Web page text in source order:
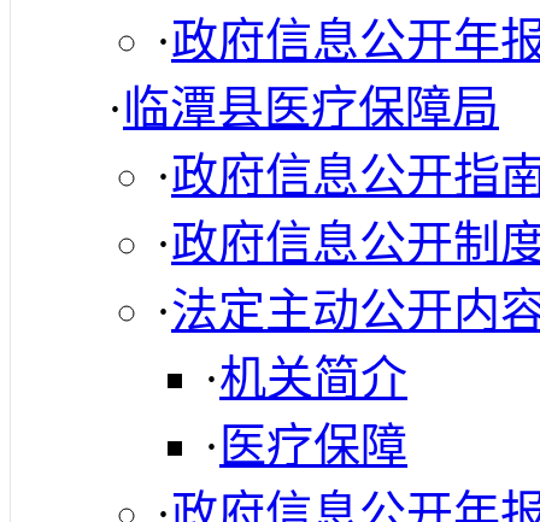
·政府信息公开年
·临潭县医疗保障局
·政府信息公开指
·政府信息公开制
·法定主动公开内
·机关简介
· 医疗保障